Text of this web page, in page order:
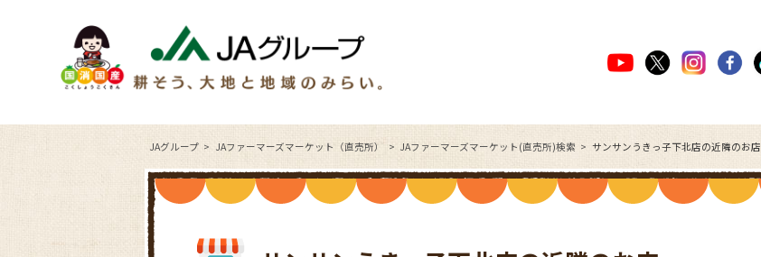
JAグループ JAファーマーズマーケット（直売所） JAファーマーズマーケット(直売所)検索 サンサンうきっ子下北店の近隣のお店